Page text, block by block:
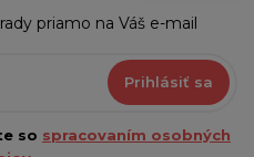
priamo na Váš e-mail
Prihlásiť sa
so spracovaním osobných